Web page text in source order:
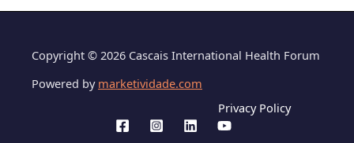
Copyright © 2026 Cascais International Health Forum
Powered by marketividade.com
Privacy Policy